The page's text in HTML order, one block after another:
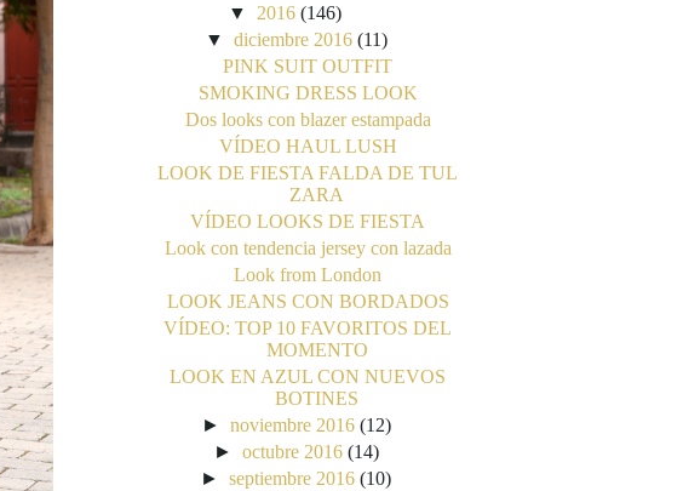
▼ 2016 (146)
▼ diciembre 2016 (11)
PINK SUIT OUTFIT
SMOKING DRESS LOOK
Dos looks con blazer estampada
VÍDEO HAUL LUSH
LOOK DE FIESTA FALDA DE TUL
ZARA
VÍDEO LOOKS DE FIESTA
Look con tendencia jersey con lazada
Look from London
LOOK JEANS CON BORDADOS
VÍDEO: TOP 10 FAVORITOS DEL
MOMENTO
LOOK EN AZUL CON NUEVOS
BOTINES
► noviembre 2016 (12)
► octubre 2016 (14)
►septiembre 2016 (10)